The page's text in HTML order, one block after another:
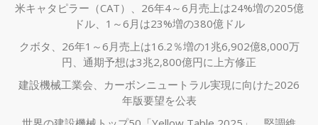
米キャタピラー（CAT）、26年4～6月売上は24%増の205億
ドル、1～6月は23%増の380億ドル
クボタ、26年1～6月売上は16.2％増の1兆6,902億8,000万
円、通期予想は3兆2,800億円に上方修正
建設機械工業会、カーボンニュートラル実現に向けた2026
年版要望を公表